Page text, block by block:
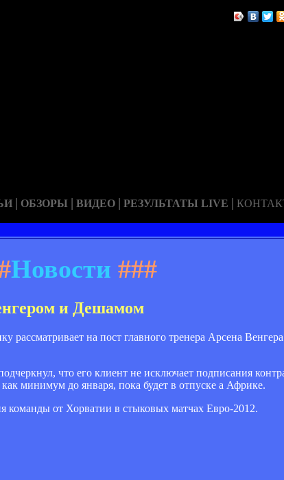
| ОБЗОРЫ | ВИДЕО | РЕЗУЛЬТАТЫ LIVE |
Новости ###
и Дешамом
на пост главного тренера Арсена
что его клиент не исключает подписания
минимум до января, пока будет в отпуске а Африке.
команды от Хорватии в стыковых матчах Евро-2012.